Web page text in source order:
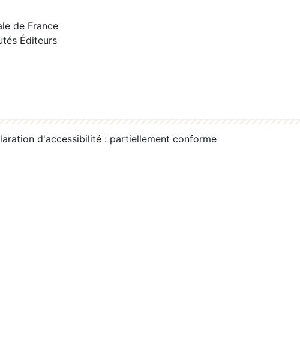
de France
Éditeurs
d'accessibilité : partiellement conforme